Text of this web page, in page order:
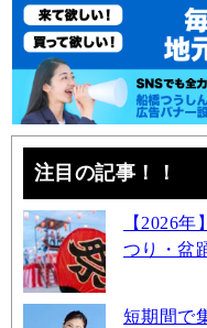
注目の記事！！
【2026
つり・盆
短期間で